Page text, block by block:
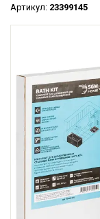
Артикул: 23399145